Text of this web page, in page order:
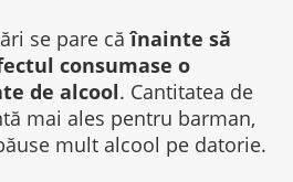
se pare că înainte să
consumase o
de alcool. Cantitatea de
mai ales pentru barman,
mult alcool pe datorie.